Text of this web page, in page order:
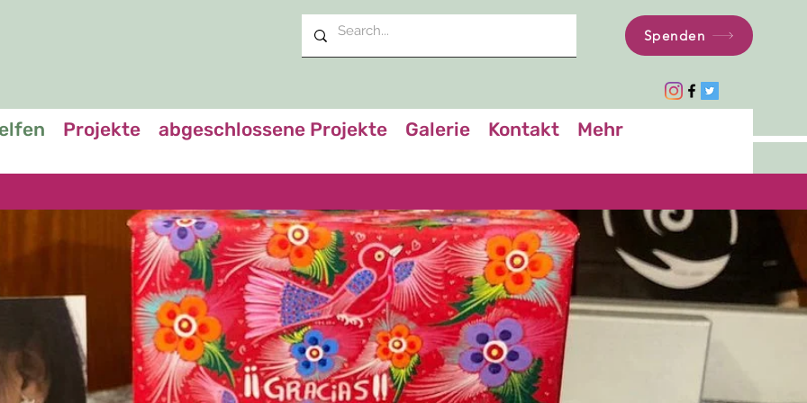
Spenden
Projekte abgeschlossene Projekte Galerie Kontakt Mehr